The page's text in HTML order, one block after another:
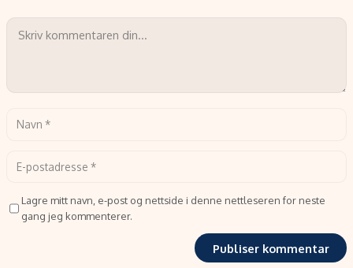
Lagre mitt navn, e-post og nettside i denne nettleseren for neste
gang jeg kommenterer.